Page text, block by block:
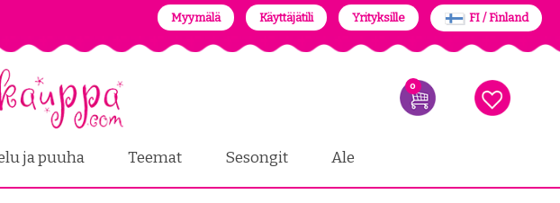
Myymälä Käyttäjätili Yrityksille FI / Finland
0
ja puuha Teemat Sesongit Ale